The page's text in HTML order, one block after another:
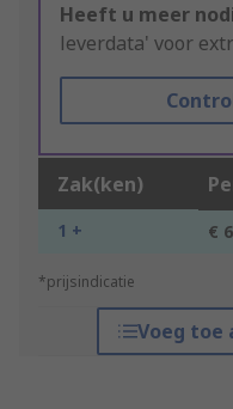
Heeft u meer
leverdata' voor
Zak(ken)
1 + €
*prijsindicatie
Voeg toe